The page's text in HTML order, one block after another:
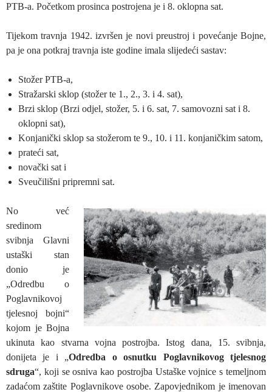
PTB-a. Početkom prosinca postrojena je i 8. oklopna sat.
Tijekom travnja 1942. izvršen je novi preustroj i povećanje Bojne,
pa je ona potkraj travnja iste godine imala slijedeći sastav:
Stožer PTB-a,
Stražarski sklop (stožer te 1., 2., 3. i 4. sat),
Brzi sklop (Brzi odjel, stožer, 5. i 6. sat, 7. samovozni sat i 8.
oklopni sat),
Konjanički sklop sa stožerom te 9., 10. i 11. konjaničkim satom,
prateći sat,
novački sat i
Sveučilišni pripremni sat.
No već
sredinom
svibnja Glavni
ustaški stan
donio je
„Odredbu o
Poglavnikovoj
tjelesnoj bojni“
kojom je Bojna
ukinuta kao stvarna vojna postrojba. Istog dana, 15. svibnja,
donijeta je i „Odredba o osnutku Poglavnikovog tjelesnog
sdruga“, koji se osniva kao postrojba Ustaške vojnice s temeljnom
zadaćom zaštite Poglavnikove osobe. Zapovjednikom je imenovan